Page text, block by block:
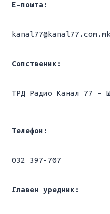
Е-пошта:
kanal77@kanal77.com.mk
Сопственик:
ТРД Радио Канал 77 –
Телефон:
032 397-707
Главен уредник: